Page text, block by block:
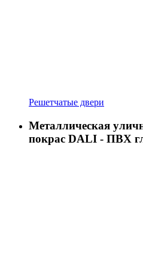
Решетчатые двери
Металлическая
покрас DALI - ПВХ